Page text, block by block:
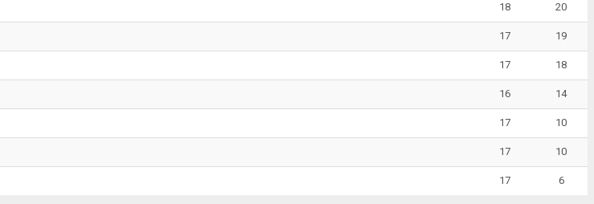
18 20
17 19
17 18
16 14
17 10
17 10
17 6